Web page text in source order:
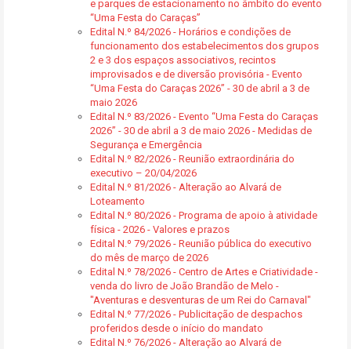
e parques de estacionamento no âmbito do evento
“Uma Festa do Caraças”
Edital N.º 84/2026 - Horários e condições de
funcionamento dos estabelecimentos dos grupos
2 e 3 dos espaços associativos, recintos
improvisados e de diversão provisória - Evento
“Uma Festa do Caraças 2026” - 30 de abril a 3 de
maio 2026
Edital N.º 83/2026 - Evento “Uma Festa do Caraças
2026” - 30 de abril a 3 de maio 2026 - Medidas de
Segurança e Emergência
Edital N.º 82/2026 - Reunião extraordinária do
executivo – 20/04/2026
Edital N.º 81/2026 - Alteração ao Alvará de
Loteamento
Edital N.º 80/2026 - Programa de apoio à atividade
física - 2026 - Valores e prazos
Edital N.º 79/2026 - Reunião pública do executivo
do mês de março de 2026
Edital N.º 78/2026 - Centro de Artes e Criatividade -
venda do livro de João Brandão de Melo -
"Aventuras e desventuras de um Rei do Carnaval"
Edital N.º 77/2026 - Publicitação de despachos
proferidos desde o início do mandato
Edital N.º 76/2026 - Alteração ao Alvará de